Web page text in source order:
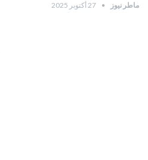
ماطر نيوز 27 أكتوبر 2025